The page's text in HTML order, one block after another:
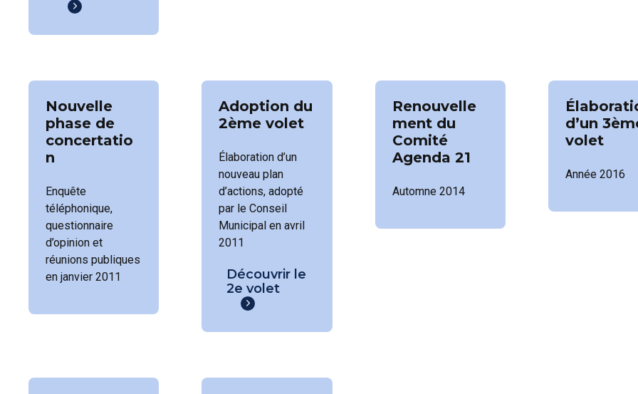
Nouvelle
phase de
concertatio
n
Enquête
téléphonique,
questionnaire
d’opinion et
réunions publiques
en janvier 2011
Adoption du
2ème volet
Élaboration d’un
nouveau plan
d’actions, adopté
par le Conseil
Municipal en avril
2011
Découvrir le
2e volet
Renouvelle
ment du
Comité
Agenda 21
Automne 2014
d’un
volet
Année 2016